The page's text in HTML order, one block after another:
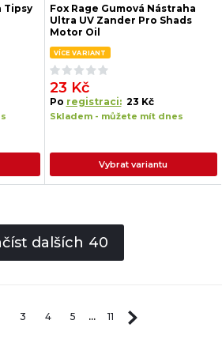
Tipsy
Fox Rage Gumová Nástraha
Ultra UV Zander Pro Shads
Motor Oil
VÍCE VARIANT
23 Kč
Po registraci: 23 Kč
Skladem - můžete mít dnes
Vybrat variantu
dalších 40
3 4 5 ... 11